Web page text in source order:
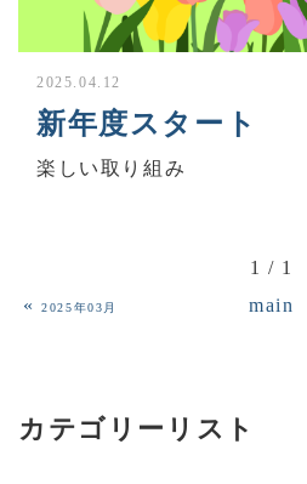
新年度スタート
2025.04.12
楽しい取り組み
1 / 1
«2025年03月 main
カテゴリーリスト